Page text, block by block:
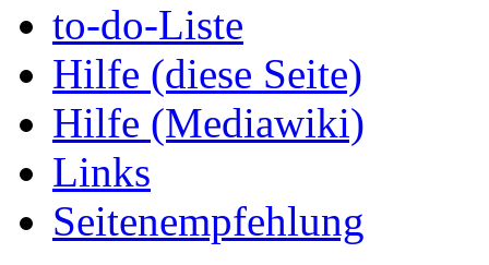
to-do-Liste
Hilfe (diese Seite)
Hilfe (Mediawiki)
Links
Seitenempfehlung